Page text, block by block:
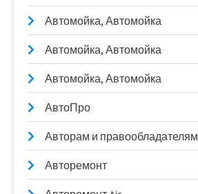
Автомойка, Автомойка
Автомойка, Автомойка
Автомойка, Автомойка
АвтоПро
Авторам и правообладателям
Авторемонт